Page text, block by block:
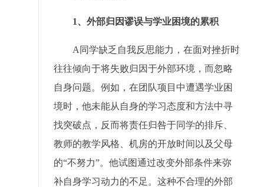
1、外部归因谬误与学业困境的累积
A同学缺乏自我反思能力，在面对挫折时
往往倾向于将失败归因于外部环境，而忽略
自身问题。例如，在团队项目中遭遇学业困
境时，他未能从自身的学习态度和方法中寻
找突破点，反而将责任归咎于同学的排斥、
教师的教学风格、机房的开放时间以及父母
的“不努力”。他试图通过改变外部条件来弥
补自身学习动力的不足。这种不合理的外部